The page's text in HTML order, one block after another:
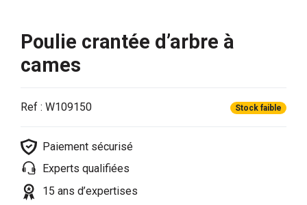
Poulie crantée d’arbre à
cames
Ref : W109150 Stock faible
Paiement sécurisé
Experts qualifiées
15 ans d’expertises